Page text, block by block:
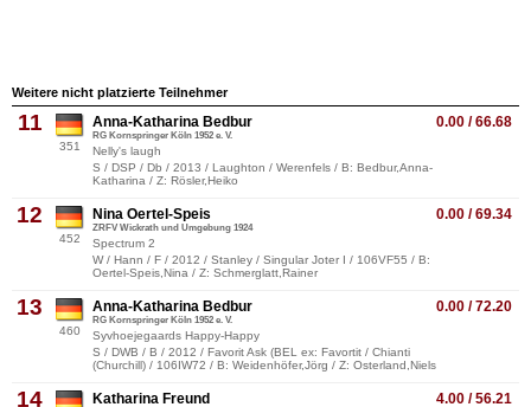
Weitere nicht platzierte Teilnehmer
11
351
0.00 / 66.68
Anna-Katharina Bedbur
RG Kornspringer Köln 1952 e. V.
Nelly's laugh
S / DSP / Db / 2013 / Laughton / Werenfels / B: Bedbur,Anna-
Katharina / Z: Rösler,Heiko
12
452
0.00 / 69.34
Nina Oertel-Speis
ZRFV Wickrath und Umgebung 1924
Spectrum 2
W / Hann / F / 2012 / Stanley / Singular Joter I / 106VF55 / B:
Oertel-Speis,Nina / Z: Schmerglatt,Rainer
13
460
0.00 / 72.20
Anna-Katharina Bedbur
RG Kornspringer Köln 1952 e. V.
Syvhoejegaards Happy-Happy
S / DWB / B / 2012 / Favorit Ask (BEL ex: Favortit / Chianti
(Churchill) / 106IW72 / B: Weidenhöfer,Jörg / Z: Osterland,Niels
14 4.00 / 56.21
Katharina Freund